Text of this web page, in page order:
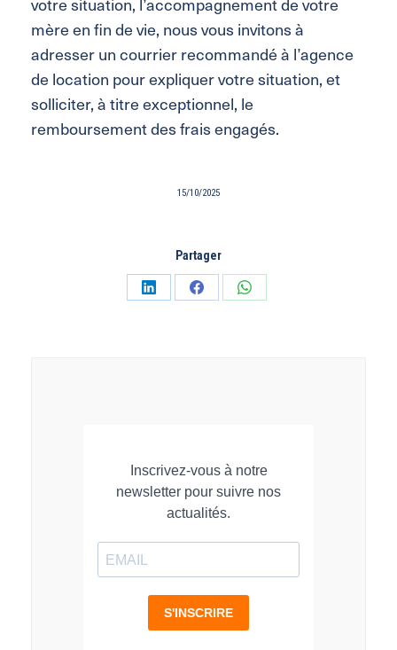
mère en fin de vie, nous vous invitons à
adresser un courrier recommandé à l’agence
de location pour expliquer votre situation, et
solliciter, à titre exceptionnel, le
remboursement des frais engagés.
15/10/2025
Partager
PartagerPartagerPartager